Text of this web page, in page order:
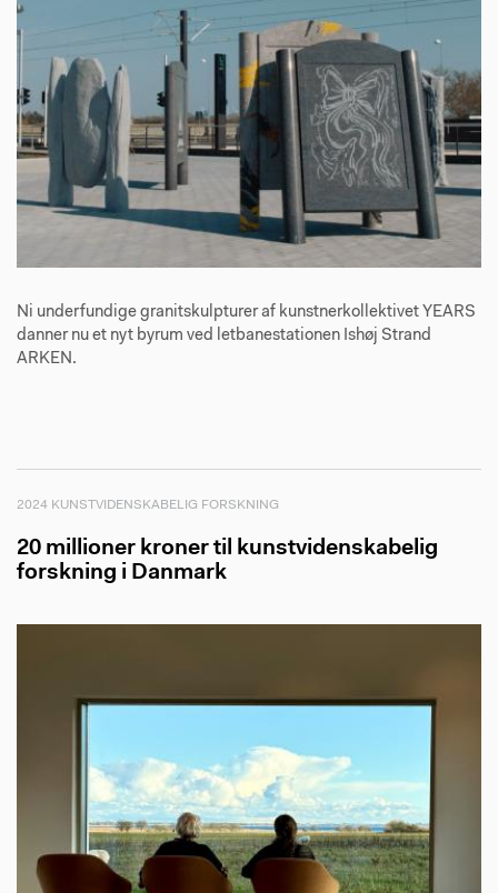
Ni underfundige granitskulpturer af kunstnerkollektivet YEARS
danner nu et nyt byrum ved letbanestationen Ishøj Strand
ARKEN.
2024 KUNSTVIDENSKABELIG FORSKNING
20 millioner kroner til kunstvidenskabelig
forskning i Danmark